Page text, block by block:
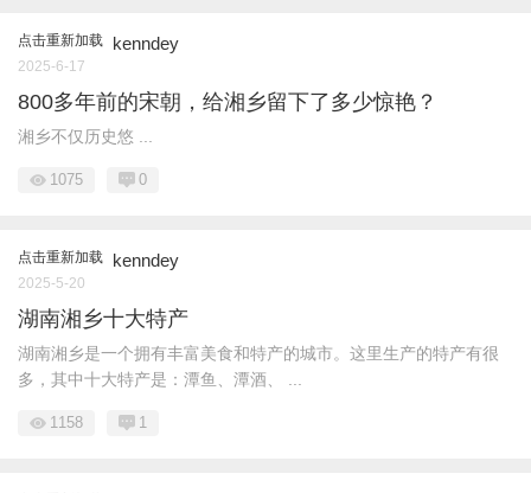
点击重新加载 kenndey
2025-6-17
800多年前的宋朝，给湘乡留下了多少惊艳？
湘乡不仅历史悠 ...
1075 0
点击重新加载 kenndey
2025-5-20
湖南湘乡十大特产
湖南湘乡是一个拥有丰富美食和特产的城市。这里生产的特产有很
多，其中十大特产是：潭鱼、潭酒、 ...
1158 1